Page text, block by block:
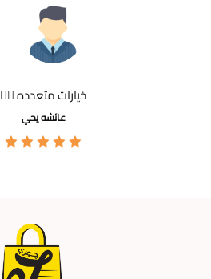
خيارات متعدده 👍🏼
عائشه يحي